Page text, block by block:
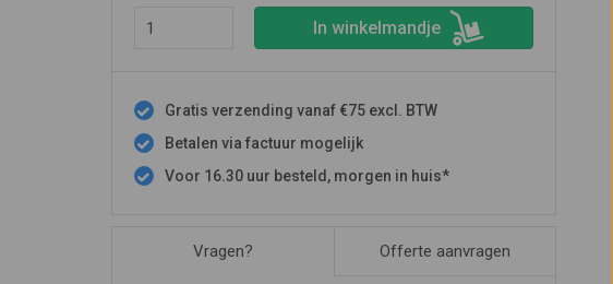
In winkelmandje
Gratis verzending vanaf €75 excl. BTW
Betalen via factuur mogelijk
Voor 16.30 uur besteld, morgen in huis*
Vragen? Offerte aanvragen